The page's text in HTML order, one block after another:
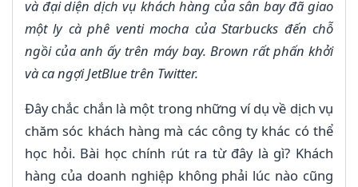
và đại diện dịch vụ khách hàng của sân bay đã giao
một ly cà phê venti mocha của Starbucks đến chỗ
ngồi của anh ấy trên máy bay. Brown rất phấn khởi
và ca ngợi JetBlue trên Twitter.
Đây chắc chắn là một trong những ví dụ về dịch vụ
chăm sóc khách hàng mà các công ty khác có thể
học hỏi. Bài học chính rút ra từ đây là gì? Khách
hàng của doanh nghiệp không phải lúc nào cũng